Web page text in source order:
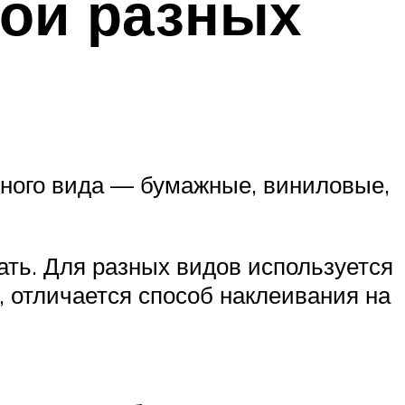
вида — бумажные, виниловые,
Для разных видов используется
способ наклеивания на